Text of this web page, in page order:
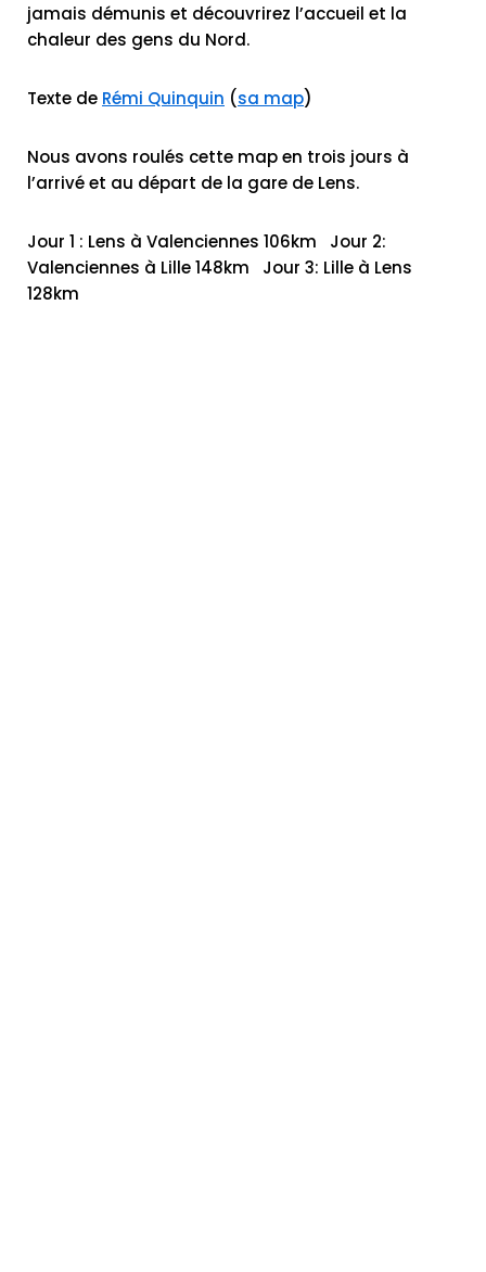
jamais démunis et découvrirez l’accueil et la
chaleur des gens du Nord.
Texte de Rémi Quinquin (sa map)
Nous avons roulés cette map en trois jours à
l’arrivé et au départ de la gare de Lens.
Jour 1 : Lens à Valenciennes 106km Jour 2:
Valenciennes à Lille 148km Jour 3: Lille à Lens
128km